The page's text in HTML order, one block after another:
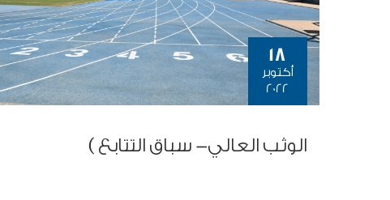
18
أكتوبر
2022
الوثب العالي- سباق التتابع )